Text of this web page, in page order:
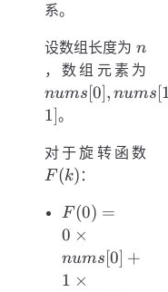
系。
设数组长度为 n
n
，数组元素为
nums [0], nums [
1]。
对于旋转函数
F (k) ：
F(0) =
0
\times
nums[0]
F (0) =
0 ×
nums [0] +
1 ×